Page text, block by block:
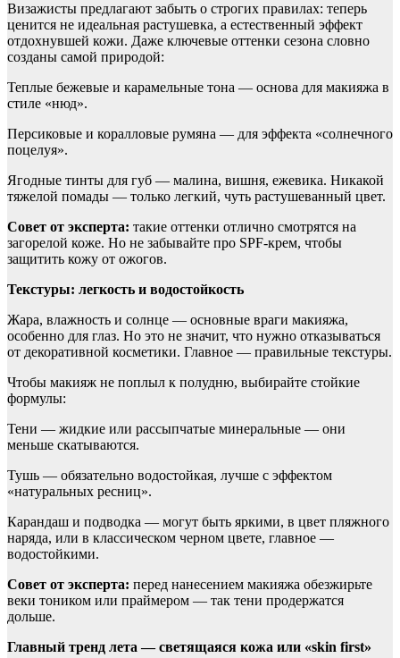
Визажисты предлагают забыть о строгих правилах: теперь
ценится не идеальная растушевка, а естественный эффект
отдохнувшей кожи. Даже ключевые оттенки сезона словно
созданы самой природой:
Теплые бежевые и карамельные тона — основа для макияжа в
стиле «нюд».
Персиковые и коралловые румяна — для эффекта «солнечного
поцелуя».
Ягодные тинты для губ — малина, вишня, ежевика. Никакой
тяжелой помады — только легкий, чуть растушеванный цвет.
Совет от эксперта: такие оттенки отлично смотрятся на
загорелой коже. Но не забывайте про SPF-крем, чтобы
защитить кожу от ожогов.
Текстуры: легкость и водостойкость
Жара, влажность и солнце — основные враги макияжа,
особенно для глаз. Но это не значит, что нужно отказываться
от декоративной косметики. Главное — правильные текстуры.
Чтобы макияж не поплыл к полудню, выбирайте стойкие
формулы:
Тени — жидкие или рассыпчатые минеральные — они
меньше скатываются.
Тушь — обязательно водостойкая, лучше с эффектом
«натуральных ресниц».
Карандаш и подводка — могут быть яркими, в цвет пляжного
наряда, или в классическом черном цвете, главное —
водостойкими.
Совет от эксперта: перед нанесением макияжа обезжирьте
веки тоником или праймером — так тени продержатся
дольше.
Главный тренд лета — светящаяся кожа или «skin first»